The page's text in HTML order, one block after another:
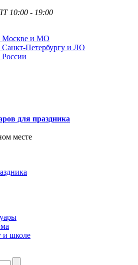
10:00 - 19:00
Москве и МО
Санкт-Петербургу и ЛО
России
для праздника
месте
и школе